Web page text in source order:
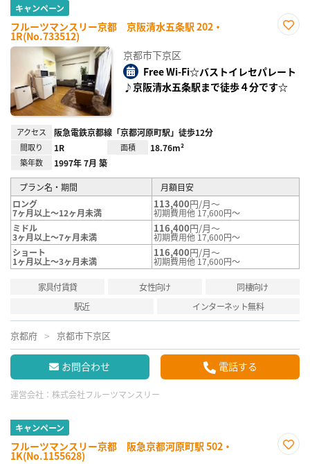
キャンペーン
フルーツマンスリー京都 京阪清水五条駅 202・
1R(No.733512)
録
京都市下京区
Free Wi-Fi☆バストイレセパレート
♪京阪清水五条駅まで徒歩４分です☆
アクセス 阪急電鉄京都線「京都河原町駅」徒歩12分
間取り 1R 面積 18.76m²
築年数 1997年 7月 築
プラン名・期間
月額目安
ロング
7ヶ月以上～12ヶ月未満
113,400円/月～
初期費用他 17,600円～
ミドル
3ヶ月以上～7ヶ月未満
116,400円/月～
初期費用他 17,600円～
ショート
1ヶ月以上～3ヶ月未満
116,400円/月～
初期費用他 17,600円～
家具付賃貸 女性向け
同棲向け
駅近
インターネット無料
京都府 京都市下京区
お問合わせ 電話する
運営会社： 株式会社フルーツマンスリー
キャンペーン
フルーツマンスリー京都 阪急京都河原町駅 502・
1K(No.1155628)